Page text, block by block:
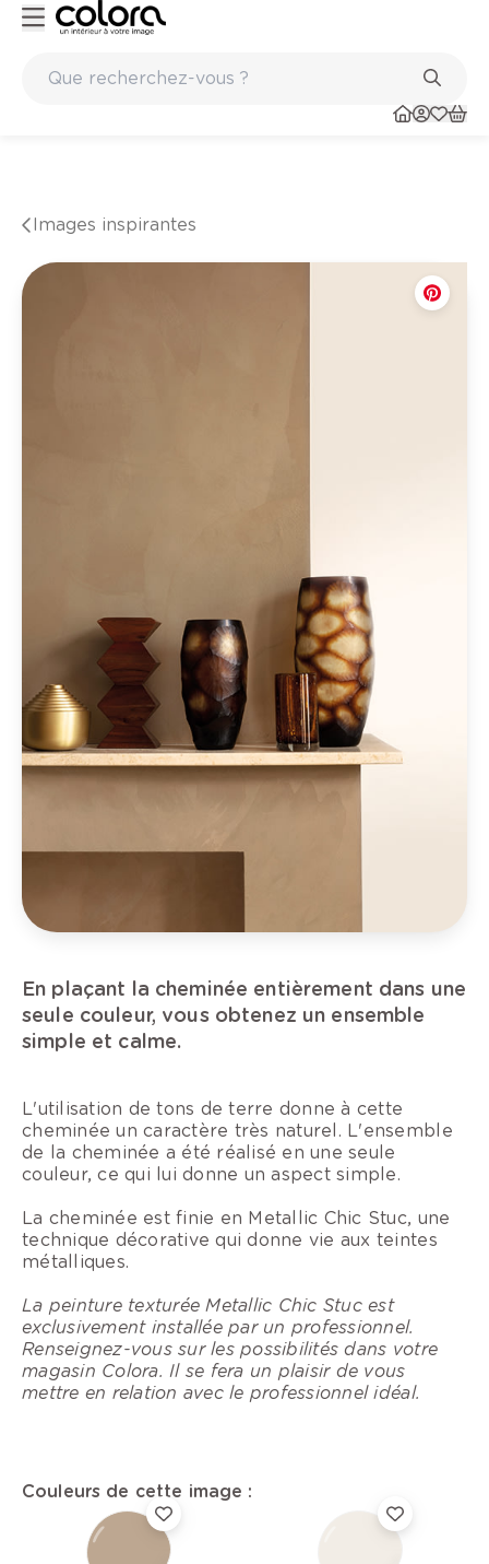
Images inspirantes
En plaçant la cheminée entièrement dans une
seule couleur, vous obtenez un ensemble
simple et calme.
L'utilisation de tons de terre donne à cette
cheminée un caractère très naturel. L'ensemble
de la cheminée a été réalisé en une seule
couleur, ce qui lui donne un aspect simple.
La cheminée est finie en Metallic Chic Stuc, une
technique décorative qui donne vie aux teintes
métalliques.
La peinture texturée Metallic Chic Stuc est
exclusivement installée par un professionnel.
Renseignez-vous sur les possibilités dans votre
magasin Colora. Il se fera un plaisir de vous
mettre en relation avec le professionnel idéal.
Couleurs de cette image :